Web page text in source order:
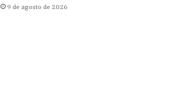
9 de agosto de 2026